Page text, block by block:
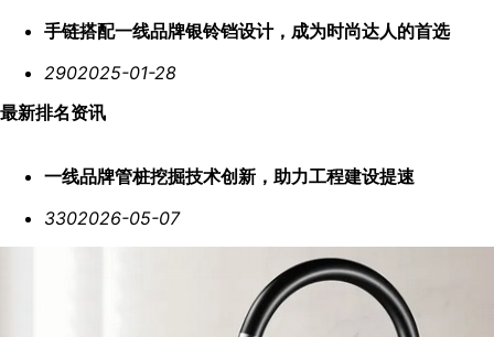
手链搭配一线品牌银铃铛设计，成为时尚达人的首选
2902025-01-28
最新排名资讯
一线品牌管桩挖掘技术创新，助力工程建设提速
3302026-05-07